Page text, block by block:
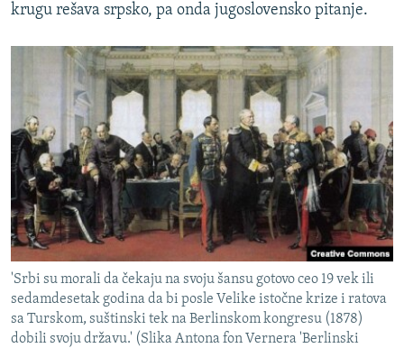
krugu rešava srpsko, pa onda jugoslovensko pitanje.
'Srbi su morali da čekaju na svoju šansu gotovo ceo 19 vek ili
sedamdesetak godina da bi posle Velike istočne krize i ratova
sa Turskom, suštinski tek na Berlinskom kongresu (1878)
dobili svoju državu.' (Slika Antona fon Vernera 'Berlinski